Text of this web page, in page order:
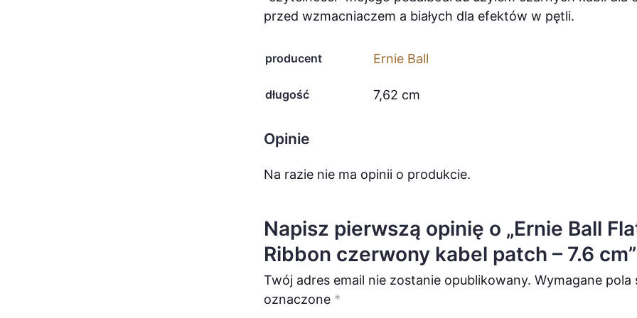
przed wzmacniaczem a białych dla efektów w pętli.
producent Ernie Ball
długość 7,62 cm
Opinie
Na razie nie ma opinii o produkcie.
Napisz pierwszą opinię o „Ernie Ball
Ribbon czerwony kabel patch – 7.6 cm”
Twój adres email nie zostanie opublikowany. Wymagane pola
oznaczone *